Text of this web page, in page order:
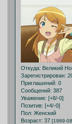
Откуда: Великий
Зарегистрирован:
Приглашений: 0
Сообщений: 387
Уважение: [+8/-0]
Позитив: [+4/-0]
Пол: Женский
Возраст: 37 [1989-